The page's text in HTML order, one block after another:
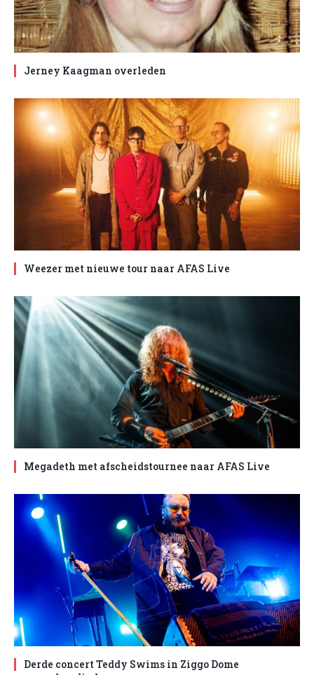
Jerney Kaagman overleden
Weezer met nieuwe tour naar AFAS Live
Megadeth met afscheidstournee naar AFAS Live
Derde concert Teddy Swims in Ziggo Dome